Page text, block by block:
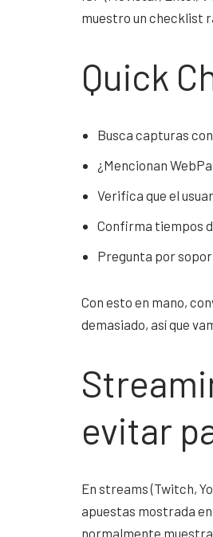
muestro un checklist
Quick
Busca capturas
¿Mencionan
Verifica que el
Confirma tiempos
Pregunta por
Con esto en mano,
demasiado, así que
evitar
En streams (Twitch,
apuestas mostrada
normalmente